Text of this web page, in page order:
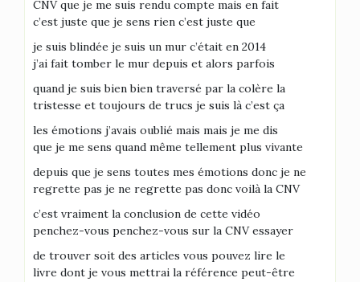
CNV que je me suis rendu compte mais en fait
c’est juste que je sens rien c’est juste que
je suis blindée je suis un mur c’était en 2014
j’ai fait tomber le mur depuis et alors parfois
quand je suis bien bien traversé par la colère la
tristesse et toujours de trucs je suis là c’est ça
les émotions j’avais oublié mais mais je me dis
que je me sens quand même tellement plus vivante
depuis que je sens toutes mes émotions donc je ne
regrette pas je ne regrette pas donc voilà la CNV
c’est vraiment la conclusion de cette vidéo
penchez-vous penchez-vous sur la CNV essayer
de trouver soit des articles vous pouvez lire le
livre dont je vous mettrai la référence peut-être